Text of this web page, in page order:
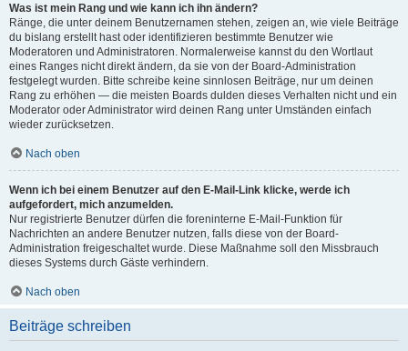
Was ist mein Rang und wie kann ich ihn ändern?
Ränge, die unter deinem Benutzernamen stehen, zeigen an, wie viele Beiträge
du bislang erstellt hast oder identifizieren bestimmte Benutzer wie
Moderatoren und Administratoren. Normalerweise kannst du den Wortlaut
eines Ranges nicht direkt ändern, da sie von der Board-Administration
festgelegt wurden. Bitte schreibe keine sinnlosen Beiträge, nur um deinen
Rang zu erhöhen — die meisten Boards dulden dieses Verhalten nicht und ein
Moderator oder Administrator wird deinen Rang unter Umständen einfach
wieder zurücksetzen.
Nach oben
Wenn ich bei einem Benutzer auf den E-Mail-Link klicke, werde ich
aufgefordert, mich anzumelden.
Nur registrierte Benutzer dürfen die foreninterne E-Mail-Funktion für
Nachrichten an andere Benutzer nutzen, falls diese von der Board-
Administration freigeschaltet wurde. Diese Maßnahme soll den Missbrauch
dieses Systems durch Gäste verhindern.
Nach oben
Beiträge schreiben